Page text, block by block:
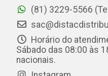
(81) 3229-5566
Horário do
Sábado das 08:00 às
nacionais.